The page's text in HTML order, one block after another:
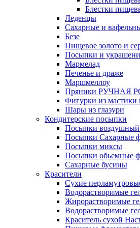
Блестки
Леденцы
Сахарные и
Безе
Пищевое золото и
Посыпки и
Мармелад
Печенье и драже
Маршмеллоу
Пряники РУЧНАЯ
Фигурки из мастики
Шары из глазури
Кондитерские посыпки
Посыпки воздушный
Посыпки Сахарные
Посыпки миксы
Посыпки обьемные
Сахарные бусины
Красители
Сухие
Водорастворимые
Жирорастворимые
Водорастворимые
Краситель сухой